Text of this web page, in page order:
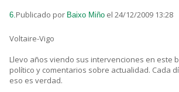
6.Publicado por Baixo Miño el 24/12/2009 13:28
Voltaire-Vigo
Llevo años viendo sus intervenciones en este
político y comentarios sobre actualidad. Cada
eso es verdad.